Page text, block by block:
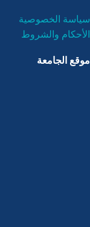
سياسة الخصوصية
الأحكام والشروط
موقع الجامعة